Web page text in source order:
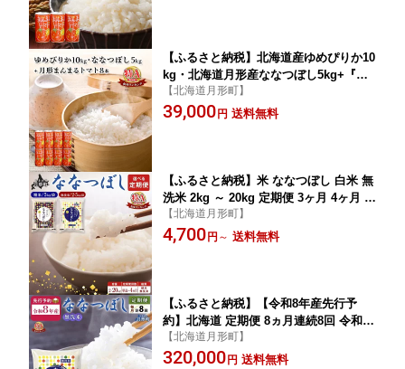
【ふるさと納税】北海道産ゆめぴりか10
kg・北海道月形産ななつぼし5kg+『月
形まんまるトマト』8本 米 お米 果汁飲
料 野菜飲料 トマトジュース
【北海道月形町】
39,000 円 送料無料
【ふるさと納税】米 ななつぼし 白米 無
洗米 2kg ～ 20kg 定期便 3ヶ月 4ヶ月 令
和7年産 北海道 月形町産 特A 北海道産
北海道米 お米 こめ コメ 単発 【 数量限
【北海道月形町】
4,700 円 ～ 送料無料
【ふるさと納税】【令和8年産先行予
約】北海道 定期便 8ヵ月連続8回 令和8
年産 ななつぼし 無洗米 5kg×4袋 レビュ
ーキャンペーン対象品 特A 米 白米 ご飯
【北海道月形町】
320,000 円 送料無料